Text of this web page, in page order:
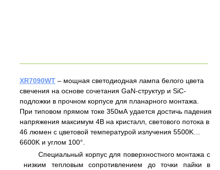
XR7090WT – мощная светодиодная лампа белого цвета
свечения на основе сочетания GaN-структур и SiC-
подложки в прочном корпусе для планарного монтажа.
При типовом прямом токе 350мА удается достичь падения
напряжения максимум 4В на кристалл, светового потока в
46 люмен с цветовой температурой излучения 5500K…
6600K и углом 100°.
Специальный корпус для поверхностного монтажа с
низким тепловым сопротивлением до точки пайки в